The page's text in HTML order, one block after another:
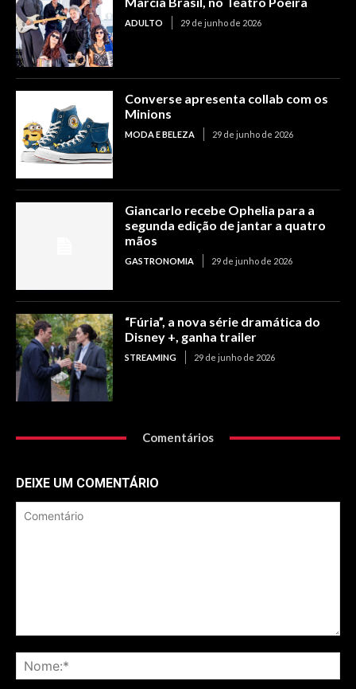
ADULTO 29 de junho de 2026
Converse apresenta collab com os
Minions
MODA E BELEZA 29 de junho de 2026
Giancarlo recebe Ophelia para a
segunda edição de jantar a quatro
mãos
GASTRONOMIA 29 de junho de 2026
“Fúria”, a nova série dramática do
Disney +, ganha trailer
STREAMING 29 de junho de 2026
Comentários
DEIXE UM COMENTÁRIO